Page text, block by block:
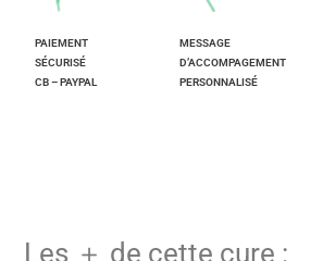
PAIEMENT
SÉCURISÉ
CB – PAYPAL
MESSAGE
D’ACCOMPAGEMENT
PERSONNALISÉ
Les ＋ de cette cure :